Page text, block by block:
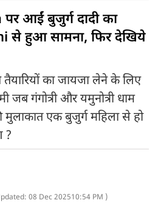
आईं बुजुर्ग दादी का
से हुआ सामना, फिर देखिये
का जायजा लेने के लिए
जब गंगोत्री और यमुनोत्री धाम
मुलाकात एक बुजुर्ग महिला से हो
?
08 Dec 202510:54 PM )